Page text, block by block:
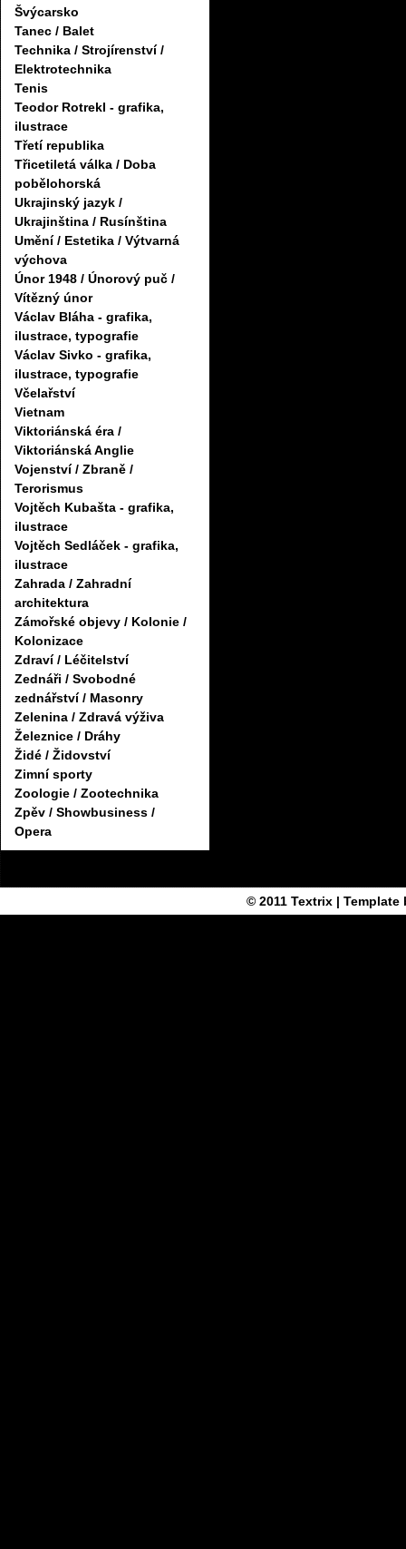
Švýcarsko
Tanec / Balet
Technika / Strojírenství /
Elektrotechnika
Tenis
Teodor Rotrekl - grafika,
ilustrace
Třetí republika
Třicetiletá válka / Doba
pobělohorská
Ukrajinský jazyk /
Ukrajinština / Rusínština
Umění / Estetika / Výtvarná
výchova
Únor 1948 / Únorový puč /
Vítězný únor
Václav Bláha - grafika,
ilustrace, typografie
Václav Sivko - grafika,
ilustrace, typografie
Včelařství
Vietnam
Viktoriánská éra /
Viktoriánská Anglie
Vojenství / Zbraně /
Terorismus
Vojtěch Kubašta - grafika,
ilustrace
Vojtěch Sedláček - grafika,
ilustrace
Zahrada / Zahradní
architektura
Zámořské objevy / Kolonie /
Kolonizace
Zdraví / Léčitelství
Zednáři / Svobodné
zednářství / Masonry
Zelenina / Zdravá výživa
Železnice / Dráhy
Židé / Židovství
Zimní sporty
Zoologie / Zootechnika
Zpěv / Showbusiness /
Opera
© 2011 Textrix| Template